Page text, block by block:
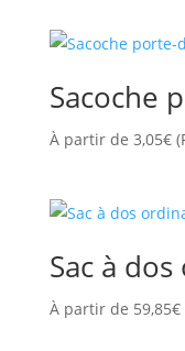
Sacoche
À partir de 3,05€
Sac à
À partir de 59,85€